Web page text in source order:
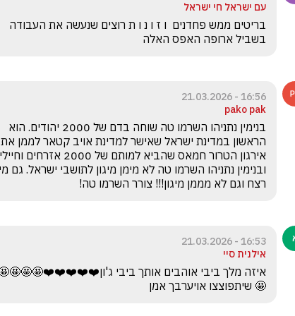
עם ישראל חי ישראל
בשביל ארופה האפס האלה
16:56 - 21.03.2026
pako pak
רצח וגם לא מממן מיגון!!! צורר השרמו טה!
16:53 - 21.03.2026
אילנית סיי
איזה מלך ביבי אוהבים אותך ביבי
🤩 שיתפוצצו אויערבך אמן